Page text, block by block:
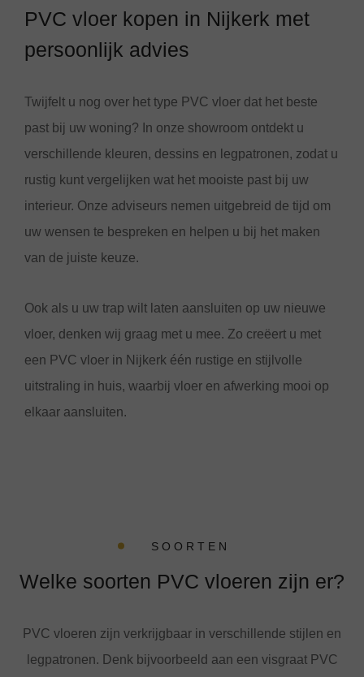
PVC vloer kopen in Nijkerk met
persoonlijk advies
Twijfelt u nog over het type PVC vloer dat het beste
past bij uw woning? In onze showroom ontdekt u
verschillende kleuren, dessins en legpatronen, zodat u
rustig kunt vergelijken wat het mooiste past bij uw
interieur. Onze adviseurs nemen uitgebreid de tijd om
uw wensen te bespreken en helpen u bij het maken
van de juiste keuze.
Ook als u uw trap wilt laten aansluiten op uw nieuwe
vloer, denken wij graag met u mee. Zo creëert u met
een PVC vloer in Nijkerk één rustige en stijlvolle
uitstraling in huis, waarbij vloer en afwerking mooi op
elkaar aansluiten.
SOORTEN
Welke soorten PVC vloeren zijn er?
PVC vloeren zijn verkrijgbaar in verschillende stijlen en
legpatronen. Denk bijvoorbeeld aan een visgraat PVC